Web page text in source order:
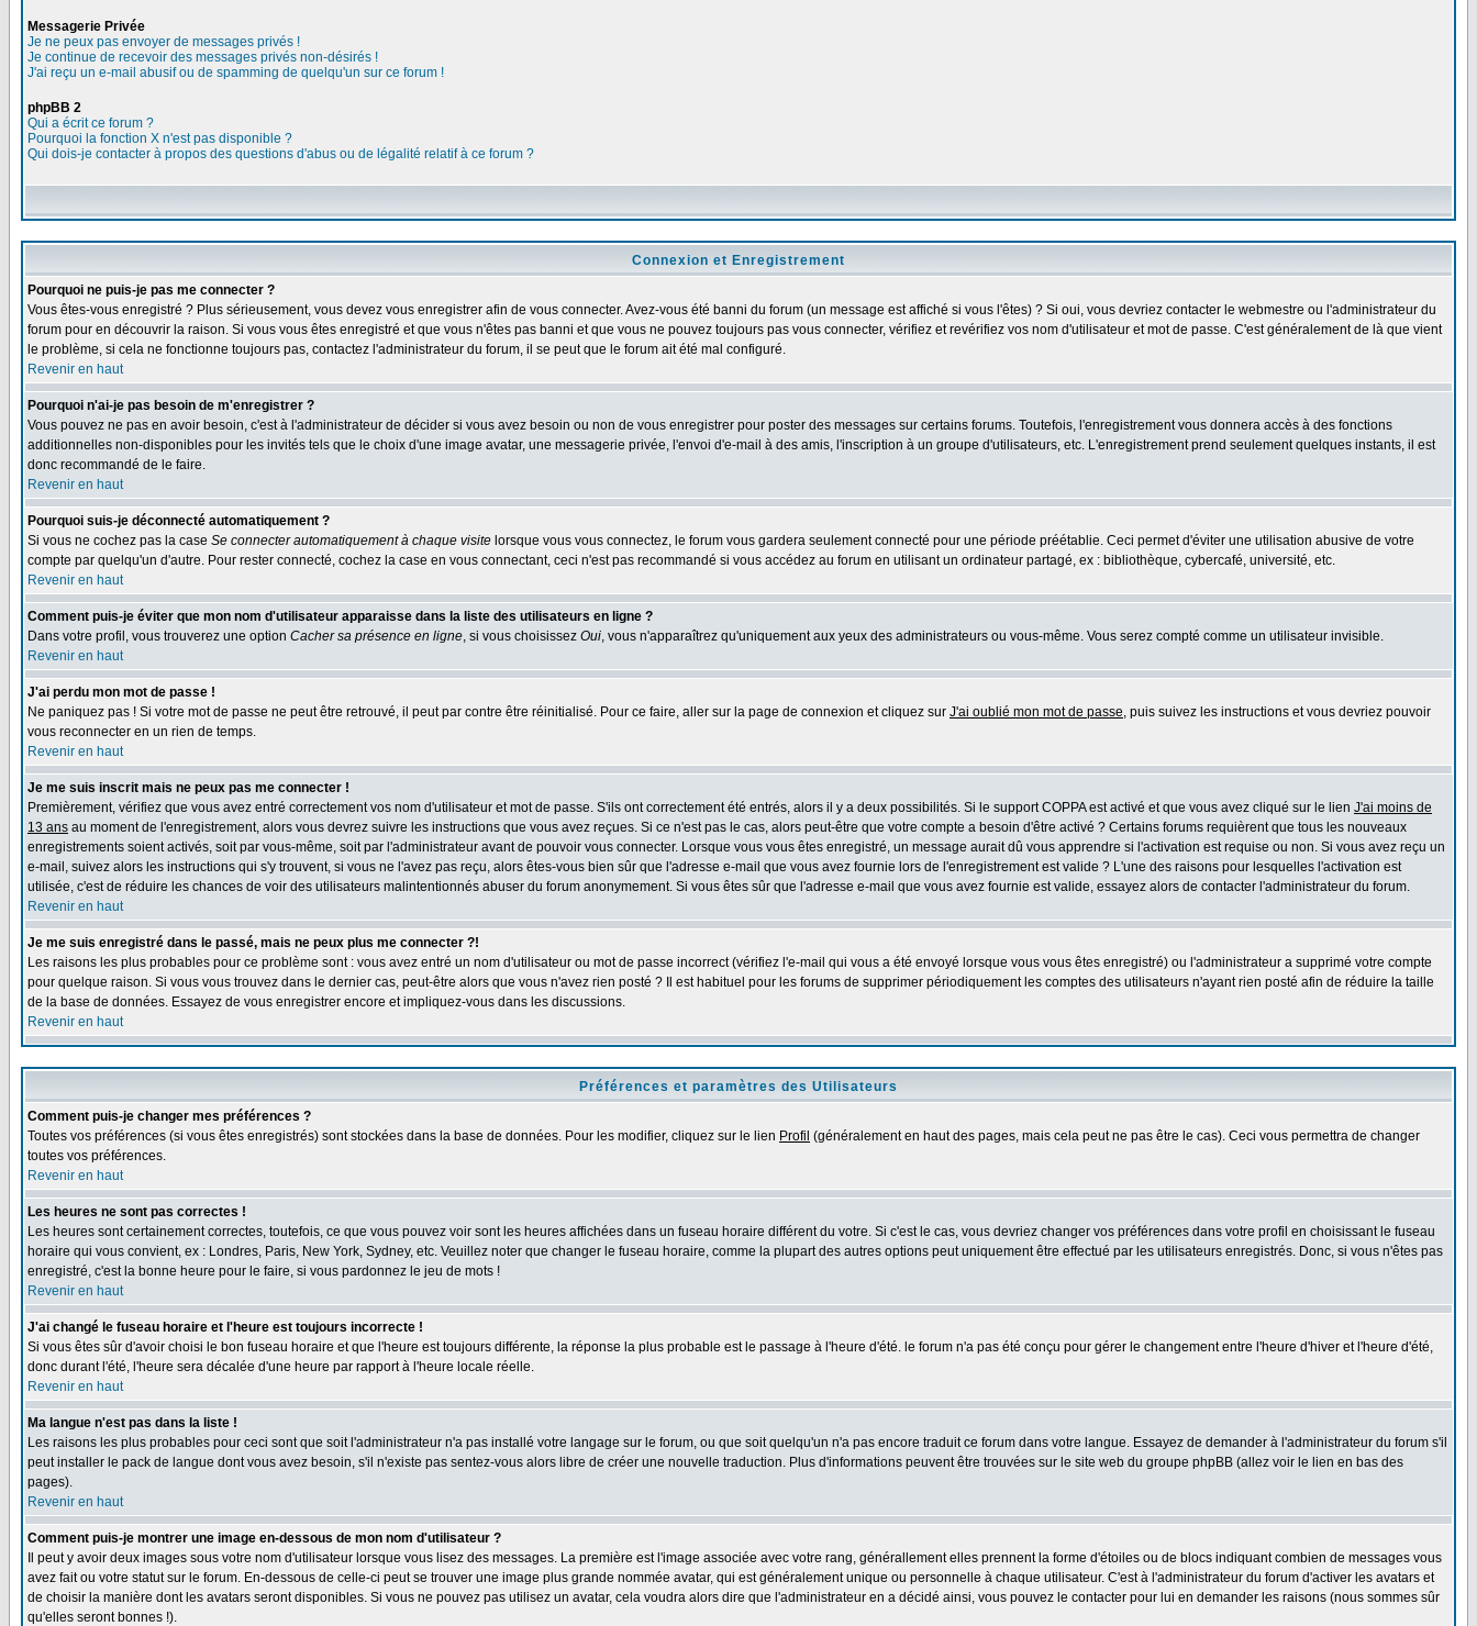
Messagerie Privée
Je ne peux pas envoyer de messages privés !
Je continue de recevoir des messages privés non-désirés !
J'ai reçu un e-mail abusif ou de spamming de quelqu'un sur ce forum !
phpBB 2
Qui a écrit ce forum ?
Pourquoi la fonction X n'est pas disponible ?
Qui dois-je contacter à propos des questions d'abus ou de légalité relatif à ce forum ?
Connexion et Enregistrement
Pourquoi ne puis-je pas me connecter ?
Vous êtes-vous enregistré ? Plus sérieusement, vous devez vous enregistrer afin de vous connecter. Avez-vous été banni du forum (un message est affiché si vous l'êtes) ? Si oui, vous devriez contacter le webmestre ou l'administrateur du
forum pour en découvrir la raison. Si vous vous êtes enregistré et que vous n'êtes pas banni et que vous ne pouvez toujours pas vous connecter, vérifiez et revérifiez vos nom d'utilisateur et mot de passe. C'est généralement de là que vient
le problème, si cela ne fonctionne toujours pas, contactez l'administrateur du forum, il se peut que le forum ait été mal configuré.
Revenir en haut
Pourquoi n'ai-je pas besoin de m'enregistrer ?
Vous pouvez ne pas en avoir besoin, c'est à l'administrateur de décider si vous avez besoin ou non de vous enregistrer pour poster des messages sur certains forums. Toutefois, l'enregistrement vous donnera accès à des fonctions
additionnelles non-disponibles pour les invités tels que le choix d'une image avatar, une messagerie privée, l'envoi d'e-mail à des amis, l'inscription à un groupe d'utilisateurs, etc. L'enregistrement prend seulement quelques instants, il est
donc recommandé de le faire.
Revenir en haut
Pourquoi suis-je déconnecté automatiquement ?
Si vous ne cochez pas la case Se connecter automatiquement à chaque visite lorsque vous vous connectez, le forum vous gardera seulement connecté pour une période préétablie. Ceci permet d'éviter une utilisation abusive de votre
compte par quelqu'un d'autre. Pour rester connecté, cochez la case en vous connectant, ceci n'est pas recommandé si vous accédez au forum en utilisant un ordinateur partagé, ex : bibliothèque, cybercafé, université, etc.
Revenir en haut
Comment puis-je éviter que mon nom d'utilisateur apparaisse dans la liste des utilisateurs en ligne ?
Dans votre profil, vous trouverez une option Cacher sa présence en ligne, si vous choisissez Oui, vous n'apparaîtrez qu'uniquement aux yeux des administrateurs ou vous-même. Vous serez compté comme un utilisateur invisible.
Revenir en haut
J'ai perdu mon mot de passe !
Ne paniquez pas ! Si votre mot de passe ne peut être retrouvé, il peut par contre être réinitialisé. Pour ce faire, aller sur la page de connexion et cliquez sur J'ai oublié mon mot de passe, puis suivez les instructions et vous devriez pouvoir
vous reconnecter en un rien de temps.
Revenir en haut
Je me suis inscrit mais ne peux pas me connecter !
Premièrement, vérifiez que vous avez entré correctement vos nom d'utilisateur et mot de passe. S'ils ont correctement été entrés, alors il y a deux possibilités. Si le support COPPA est activé et que vous avez cliqué sur le lien J'ai moins de
13 ans au moment de l'enregistrement, alors vous devrez suivre les instructions que vous avez reçues. Si ce n'est pas le cas, alors peut-être que votre compte a besoin d'être activé ? Certains forums requièrent que tous les nouveaux
enregistrements soient activés, soit par vous-même, soit par l'administrateur avant de pouvoir vous connecter. Lorsque vous vous êtes enregistré, un message aurait dû vous apprendre si l'activation est requise ou non. Si vous avez reçu un
e-mail, suivez alors les instructions qui s'y trouvent, si vous ne l'avez pas reçu, alors êtes-vous bien sûr que l'adresse e-mail que vous avez fournie lors de l'enregistrement est valide ? L'une des raisons pour lesquelles l'activation est
utilisée, c'est de réduire les chances de voir des utilisateurs malintentionnés abuser du forum anonymement. Si vous êtes sûr que l'adresse e-mail que vous avez fournie est valide, essayez alors de contacter l'administrateur du forum.
Revenir en haut
Je me suis enregistré dans le passé, mais ne peux plus me connecter ?!
Les raisons les plus probables pour ce problème sont : vous avez entré un nom d'utilisateur ou mot de passe incorrect (vérifiez l'e-mail qui vous a été envoyé lorsque vous vous êtes enregistré) ou l'administrateur a supprimé votre compte
pour quelque raison. Si vous vous trouvez dans le dernier cas, peut-être alors que vous n'avez rien posté ? Il est habituel pour les forums de supprimer périodiquement les comptes des utilisateurs n'ayant rien posté afin de réduire la taille
de la base de données. Essayez de vous enregistrer encore et impliquez-vous dans les discussions.
Revenir en haut
Préférences et paramètres des Utilisateurs
Comment puis-je changer mes préférences ?
Toutes vos préférences (si vous êtes enregistrés) sont stockées dans la base de données. Pour les modifier, cliquez sur le lien Profil (généralement en haut des pages, mais cela peut ne pas être le cas). Ceci vous permettra de changer
toutes vos préférences.
Revenir en haut
Les heures ne sont pas correctes !
Les heures sont certainement correctes, toutefois, ce que vous pouvez voir sont les heures affichées dans un fuseau horaire différent du votre. Si c'est le cas, vous devriez changer vos préférences dans votre profil en choisissant le fuseau
horaire qui vous convient, ex : Londres, Paris, New York, Sydney, etc. Veuillez noter que changer le fuseau horaire, comme la plupart des autres options peut uniquement être effectué par les utilisateurs enregistrés. Donc, si vous n'êtes pas
enregistré, c'est la bonne heure pour le faire, si vous pardonnez le jeu de mots !
Revenir en haut
J'ai changé le fuseau horaire et l'heure est toujours incorrecte !
Si vous êtes sûr d'avoir choisi le bon fuseau horaire et que l'heure est toujours différente, la réponse la plus probable est le passage à l'heure d'été. le forum n'a pas été conçu pour gérer le changement entre l'heure d'hiver et l'heure d'été,
donc durant l'été, l'heure sera décalée d'une heure par rapport à l'heure locale réelle.
Revenir en haut
Ma langue n'est pas dans la liste !
Les raisons les plus probables pour ceci sont que soit l'administrateur n'a pas installé votre langage sur le forum, ou que soit quelqu'un n'a pas encore traduit ce forum dans votre langue. Essayez de demander à l'administrateur du forum s'il
peut installer le pack de langue dont vous avez besoin, s'il n'existe pas sentez-vous alors libre de créer une nouvelle traduction. Plus d'informations peuvent être trouvées sur le site web du groupe phpBB (allez voir le lien en bas des
pages).
Revenir en haut
Comment puis-je montrer une image en-dessous de mon nom d'utilisateur ?
Il peut y avoir deux images sous votre nom d'utilisateur lorsque vous lisez des messages. La première est l'image associée avec votre rang, générallement elles prennent la forme d'étoiles ou de blocs indiquant combien de messages vous
avez fait ou votre statut sur le forum. En-dessous de celle-ci peut se trouver une image plus grande nommée avatar, qui est généralement unique ou personnelle à chaque utilisateur. C'est à l'administrateur du forum d'activer les avatars et
de choisir la manière dont les avatars seront disponibles. Si vous ne pouvez pas utilisez un avatar, cela voudra alors dire que l'administrateur en a décidé ainsi, vous pouvez le contacter pour lui en demander les raisons (nous sommes sûr
qu'elles seront bonnes !).